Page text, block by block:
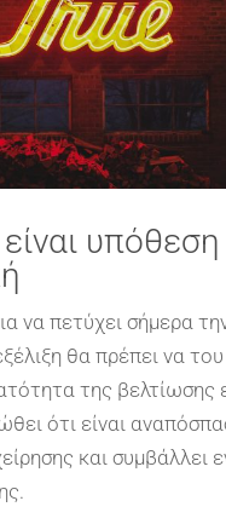
υπόθεση
να πετύχει σήμερα
θα πρέπει να του
της βελτίωσης
ότι είναι
και συμβάλλει